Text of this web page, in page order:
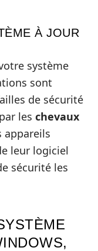
À JOUR
système
sont
de sécurité
les chevaux
appareils
leur logiciel
sécurité les